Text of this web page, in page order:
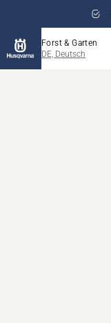
Forst & Garten
DE, Deutsch